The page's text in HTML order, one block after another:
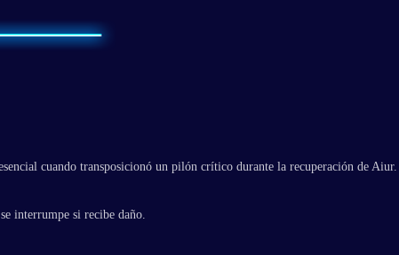
cuando transposicionó un pilón crítico durante la recuperación de
interrumpe si recibe daño.